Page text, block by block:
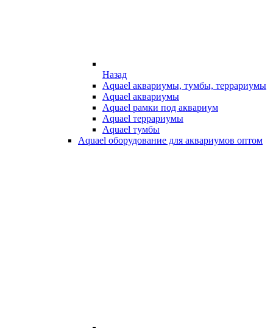
Назад
Aquael аквариумы, тумбы, террариумы
Aquael аквариумы
Aquael рамки под аквариум
Aquael террариумы
Aquael тумбы
Aquael оборудование для аквариумов оптом